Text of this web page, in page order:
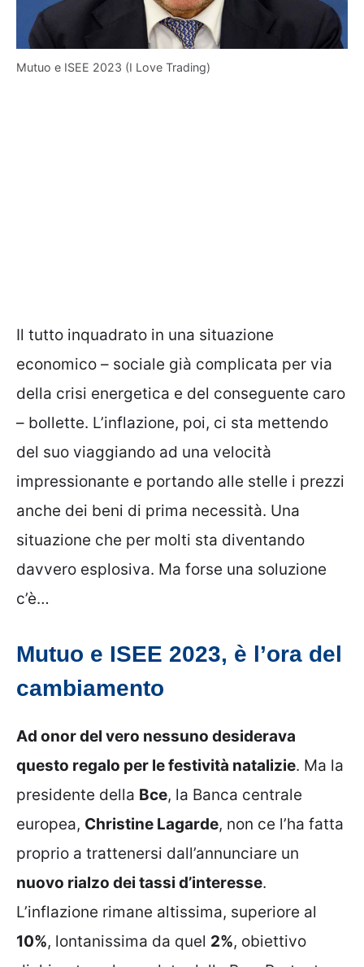
Mutuo e ISEE 2023 (I Love Trading)
Il tutto inquadrato in una situazione
economico – sociale già complicata per via
della crisi energetica e del conseguente caro
– bollette. L’inflazione, poi, ci sta mettendo
del suo viaggiando ad una velocità
impressionante e portando alle stelle i prezzi
anche dei beni di prima necessità. Una
situazione che per molti sta diventando
davvero esplosiva. Ma forse una soluzione
c’è…
Mutuo e ISEE 2023, è l’ora del
cambiamento
Ad onor del vero nessuno desiderava
questo regalo per le festività natalizie. Ma la
presidente della Bce, la Banca centrale
europea, Christine Lagarde, non ce l’ha fatta
proprio a trattenersi dall’annunciare un
nuovo rialzo dei tassi d’interesse.
L’inflazione rimane altissima, superiore al
10%, lontanissima da quel 2%, obiettivo